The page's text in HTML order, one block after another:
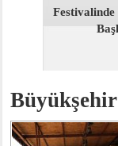
Festivalinde
Büyükşehir